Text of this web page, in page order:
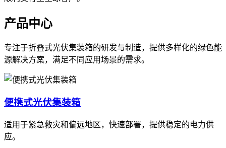
产品中心
专注于折叠式光伏集装箱的研发与制造，提供多样化的绿色能
源解决方案，满足不同应用场景的需求。
便携式光伏集装箱
适用于紧急救灾和偏远地区，快速部署，提供稳定的电力供
应。